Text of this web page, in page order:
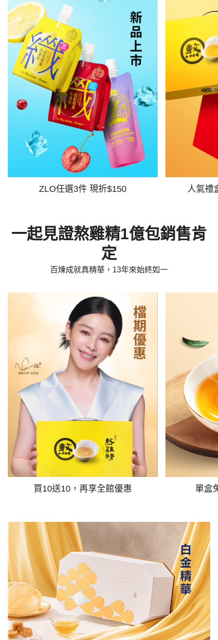
ZLO任選3件 現折$150 人氣禮
一起見證熬雞精1億包銷售肯
定
百煉成就真精華，13年來始終如一
買10送10，再享全館優惠 單盒